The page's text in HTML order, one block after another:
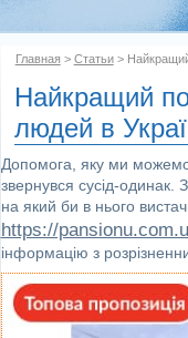
Главная > Статьи> Найкращий
Найкращий
людей в
Допомога, яку ми
звернувся сусід-одинак.
на який би в нього
https://
інформацію з